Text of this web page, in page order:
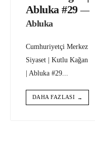
Abluka #29 —
Abluka
Cumhuriyetçi Merkez
Siyaset | Kutlu Kağan
| Abluka #29
DAHA FAZLASI →